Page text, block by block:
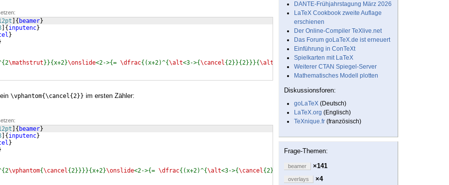
{ beamer}
{ inputenc}
}
\mathstrut }}{x+2}\onslide<2->{= \dfrac{(x+2)^{\alt<3->{\cancel{2}}{2}}}{\alt \cancel {x+2}}{x+2}}}$
\vphantom{\cancel{2}} im ersten Zähler:
{ beamer}
{ inputenc}
}
\vphantom{\cancel{2}}}}{x+2}\onslide<2->{= \dfrac{(x+2)^{\alt<3->{\cancel{2}}{2}}}{\alt
DANTE-Frühjahrstagung März 2026
LaTeX Cookbook zweite Auflage
erschienen
Der Online-Compiler TeXlive.net
Das Forum goLaTeX.de ist erneuert
Einführung in ConTeXt
Spielkarten mit LaTeX
Weiterer CTAN Spiegel-Server
Mathematisches Modell plotten
Diskussionsforen:
goLaTeX (Deutsch)
LaTeX.org (Englisch)
TeXnique.fr (französisch)
Frage-Themen:
beamer ×141
overlays ×4